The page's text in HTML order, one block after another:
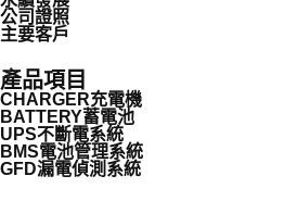
公司證照
主要客戶
產品項目
CHARGER充電機
BATTERY蓄電池
UPS不斷電系統
BMS電池管理系統
GFD漏電偵測系統